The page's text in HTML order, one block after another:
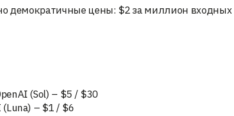
демократичные цены: $2 за миллион
(Sol) – $5 / $30
– $1 / $6